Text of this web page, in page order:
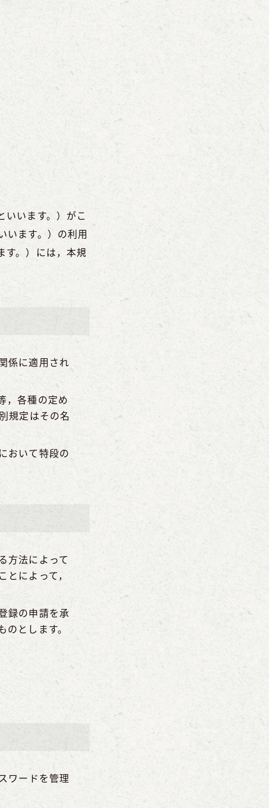
いいます。）がこ
います。）の利用
す。）には，本規
係に適用され
，各種の定め
規定はその名
おいて特段の
方法によって
とによって，
録の申請を承
とします。
ワードを管理